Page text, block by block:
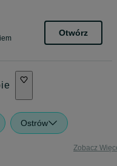
Otwórz
Ostrów
Zobacz